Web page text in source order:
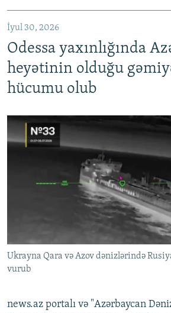
İyul 30, 2026
Odessa yaxınlığında
heyətinin olduğu
hücumu olub
Ukrayna Qara və Azov dənizlərində
vurub
news.az portalı və "Azərbaycan